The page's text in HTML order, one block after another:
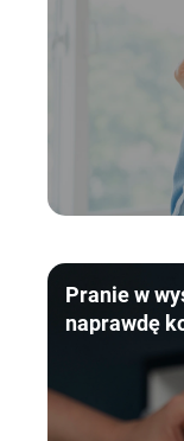
Pranie w
naprawdę